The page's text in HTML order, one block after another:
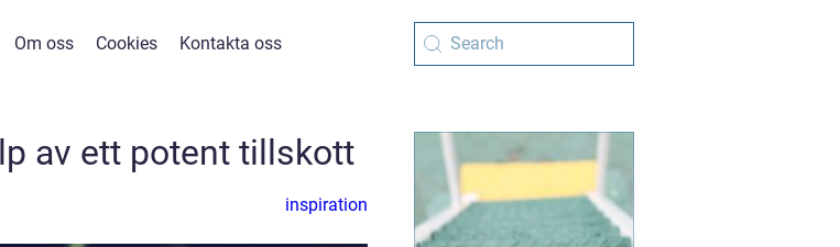
Om oss Cookies Kontakta oss
av ett potent tillskott
inspiration